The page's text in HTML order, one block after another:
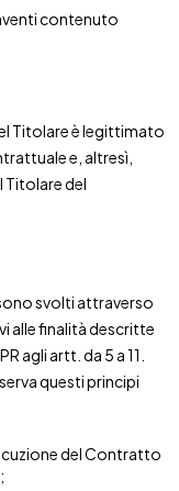
contenuto
Titolare è legittimato
e, altresì,
Titolare del
svolti attraverso
alle finalità descritte
agli artt. da 5 a 11.
questi principi
del Contratto